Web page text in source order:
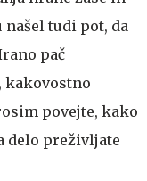
našel tudi pot, da
pač
kakovostno
povejte, kako
delo preživljate